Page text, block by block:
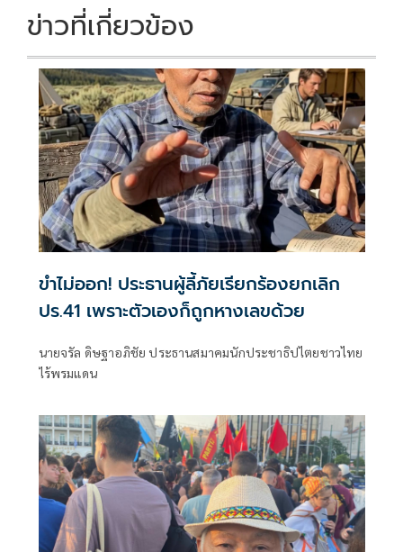
ข่าวที่เกี่ยวข้อง
ขำไม่ออก! ประธานผู้ลี้ภัยเรียกร้องยกเลิก
ปร.41 เพราะตัวเองก็ถูกหางเลขด้วย
นายจรัล ดิษฐาอภิชัย ประธานสมาคมนักประชาธิปไตยชาวไทย
ไร้พรมแดน